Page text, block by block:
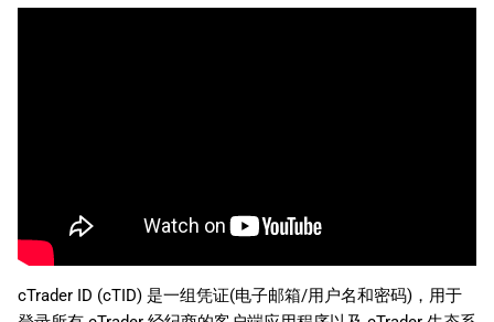
العربية
日本語
cTrader ID (cTID) 是一组凭证(电子邮箱/用户名和密码)，用于